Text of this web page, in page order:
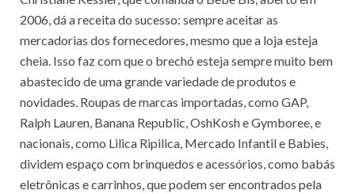
2006, dá a receita do sucesso: sempre aceitar as
mercadorias dos fornecedores, mesmo que a loja esteja
cheia. Isso faz com que o brechó esteja sempre muito bem
abastecido de uma grande variedade de produtos e
novidades. Roupas de marcas importadas, como GAP,
Ralph Lauren, Banana Republic, OshKosh e Gymboree, e
nacionais, como Lilica Ripilica, Mercado Infantil e Babies,
dividem espaço com brinquedos e acessórios, como babás
eletrônicas e carrinhos, que podem ser encontrados pela